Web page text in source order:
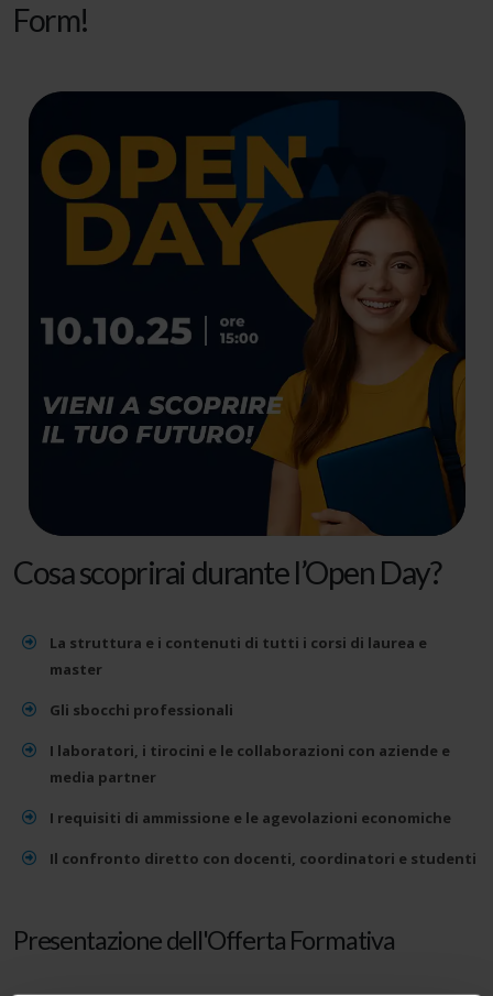
Form!
Cosa scoprirai durante l’Open Day?
La struttura e i contenuti di tutti i corsi di laurea e
master
Gli sbocchi professionali
I laboratori, i tirocini e le collaborazioni con aziende e
media partner
I requisiti di ammissione e le agevolazioni economiche
Il confronto diretto con docenti, coordinatori e studenti
Presentazione dell'Offerta Formativa